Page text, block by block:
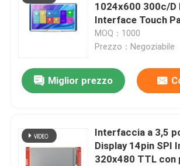
1024x600 300c/D
Interface Touch
MOQ：1000
Prezzo：Negoziabile
Miglior prezzo
Interfaccia a 3,5
Display 14pin SPI
320x480 TTL con